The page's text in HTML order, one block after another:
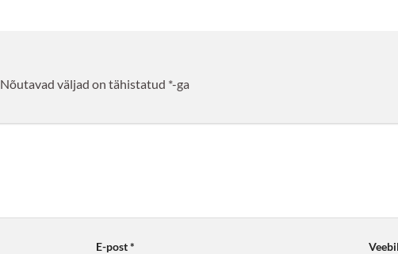
Nõutavad väljad on tähistatud *-ga
E-post*